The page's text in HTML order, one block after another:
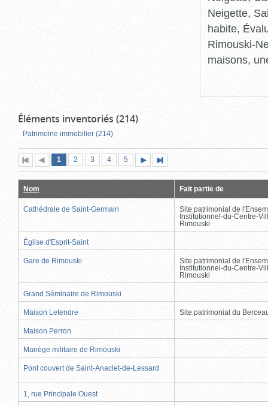
Neigette,
habite,
Rimouski-
maisons,
Éléments inventoriés (214)
Patrimoine immobilier (214)
Première
page
Page
précédente
Page
1 (page
actuelle)
Page
2 Page
3 Page
4 Page
5
suivante
page
Nom Fait partie de
Cathédrale de Saint-Germain
Site patrimonial de
Institutionnel-du-Centre-
Rimouski
Église d'Esprit-Saint
Gare de Rimouski
Site patrimonial de
Institutionnel-du-Centre-
Rimouski
Grand Séminaire de Rimouski
Maison Letendre Site patrimonial du
Maison Perron
Manège militaire de Rimouski
Pont couvert de Saint-Anaclet-de-Lessard
1, rue Principale Ouest